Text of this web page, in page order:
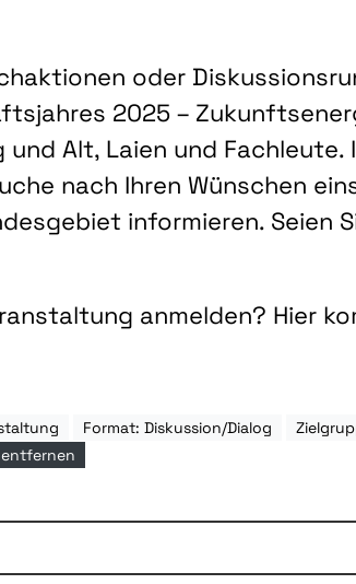
oder
2025 –
Alt, Laien und Fachleute.
nach Ihren Wünschen
informieren. Seien
anmelden? Hier
Format: Diskussion/Dialog
entfernen